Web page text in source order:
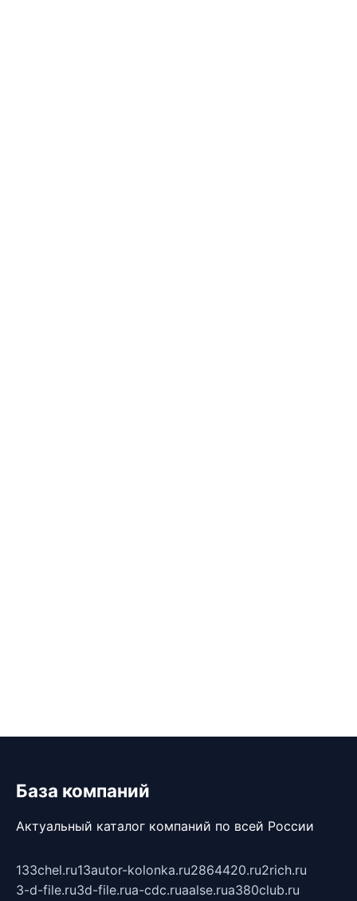
База компаний
Актуальный каталог компаний по всей России
133chel.ru13autor-kolonka.ru2864420.ru2rich.ru
3-d-file.ru3d-file.rua-cdc.ruaalse.rua380club.ru